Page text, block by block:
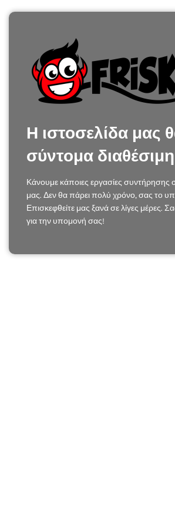
Η ιστοσελίδα μας
σύντομα διαθέσιμη
Κάνουμε κάποιες εργασίες συντήρησης
μας. Δεν θα πάρει πολύ χρόνο, σας το
Επισκεφθείτε μας ξανά σε λίγες μέρες.
για την υπομονή σας!